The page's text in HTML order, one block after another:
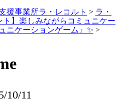
援事業所ラ・レコルト > ラ・
ト】楽しみながらコミュニケー
ニケーションゲーム』✨ >
10/11